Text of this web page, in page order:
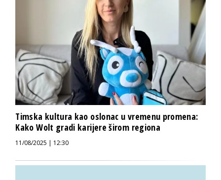
Timska kultura kao oslonac u vremenu promena:
Kako Wolt gradi karijere širom regiona
11/08/2025 | 12:30